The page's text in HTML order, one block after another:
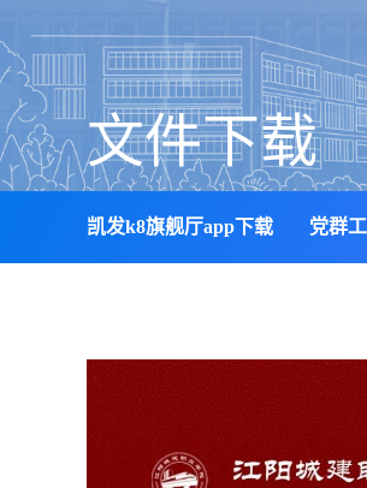
文件下载
凯发k8旗舰厅app下载 党群